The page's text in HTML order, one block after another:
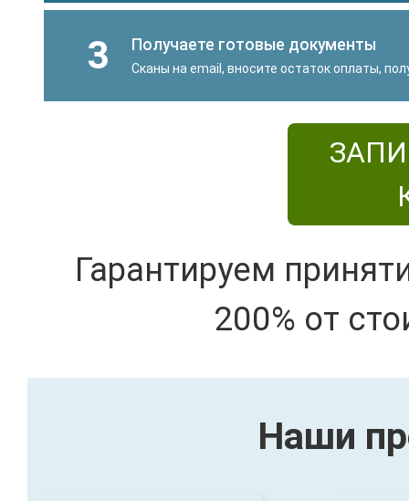
3 Получаете готовые документы
Сканы на email, вносите остаток оплаты,
Гарантируем
200% от
Наши